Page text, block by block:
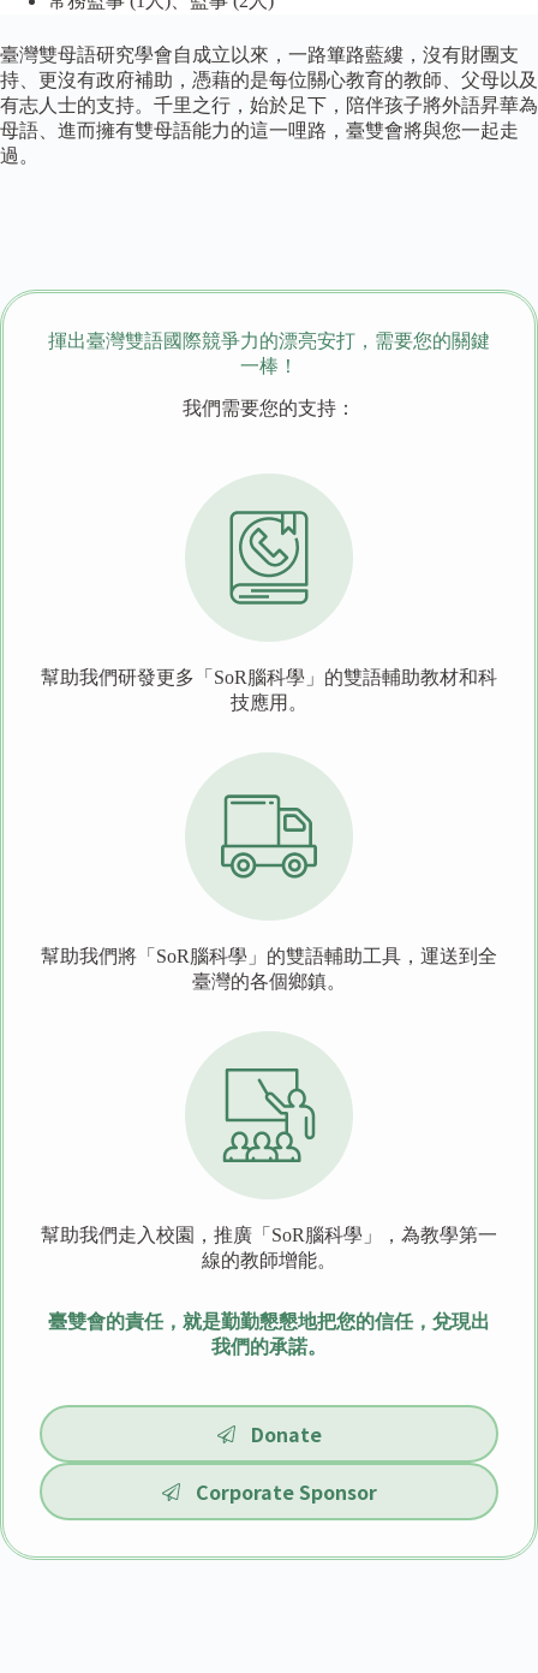
臺灣雙母語研究學會自成立以來，一路篳路藍縷，沒有財團支
持、更沒有政府補助，憑藉的是每位關心教育的教師、父母以及
有志人士的支持。千里之行，始於足下，陪伴孩子將外語昇華為
母語、進而擁有雙母語能力的這一哩路，臺雙會將與您一起走
過。
揮出臺灣雙語國際競爭力的漂亮安打，需要您的關鍵
一棒！
我們需要您的支持：
幫助我們研發更多「SoR腦科學」的雙語輔助教材和科
技應用。
幫助我們將「SoR腦科學」的雙語輔助工具，運送到全
臺灣的各個鄉鎮。
幫助我們走入校園，推廣「SoR腦科學」，為教學第一
線的教師增能。
臺雙會的責任，就是勤勤懇懇地把您的信任，兌現出
我們的承諾。
Donate
Corporate Sponsor